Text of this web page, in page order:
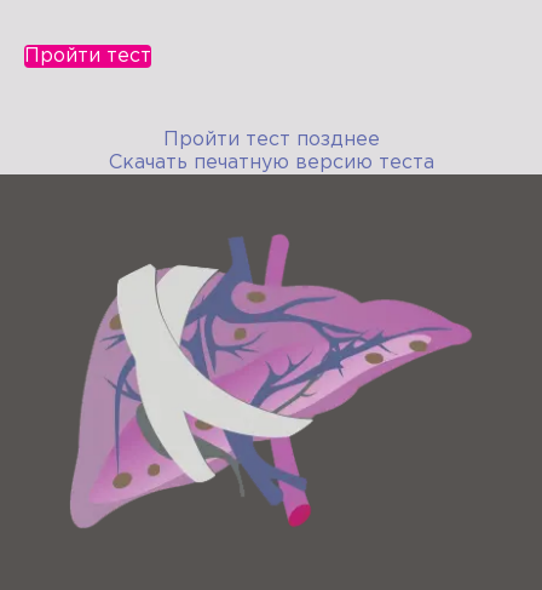
Пройти тест
Пройти тест позднее
Скачать печатную версию теста